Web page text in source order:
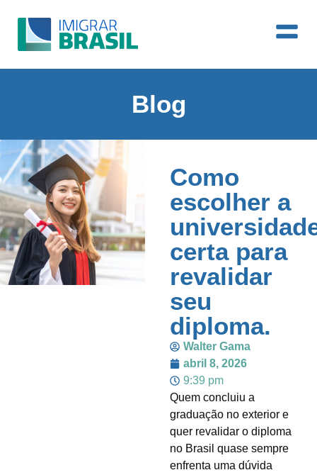
Blog
Como
escolher a
certa para
revalidar
seu
diploma.
Walter Gama
abril 8, 2026
9:39 pm
Quem concluiu a
graduação no exterior e
quer revalidar o diploma
no Brasil quase sempre
enfrenta uma dúvida